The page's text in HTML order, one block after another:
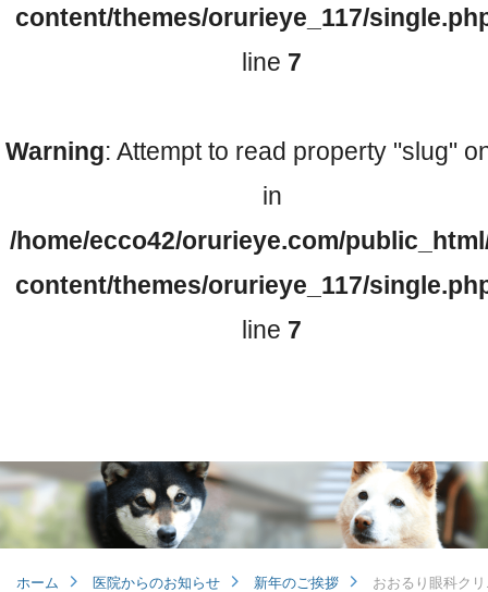
content/themes/orurieye_117/
line 7
Warning: Attempt to read property "slug"
in
/home/ecco42/orurieye.com/
content/themes/orurieye_117/
line 7
ご予約について
子どもの近視
ホーム 医院からのお知らせ 新年のご挨拶 おおるり眼科ク